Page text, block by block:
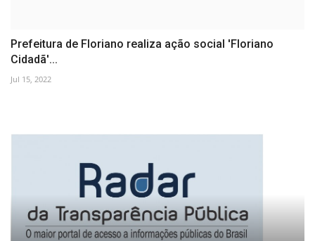
Prefeitura de Floriano realiza ação social 'Floriano
Cidadã'...
Jul 15, 2022